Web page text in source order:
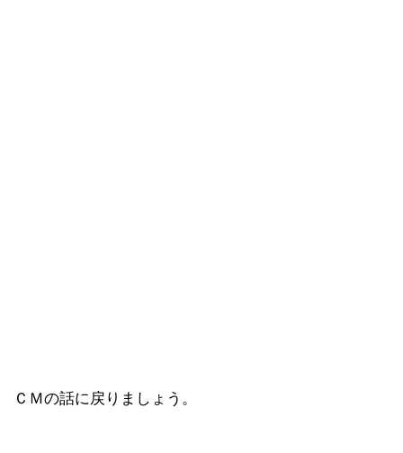
ＣＭの話に戻りましょう。